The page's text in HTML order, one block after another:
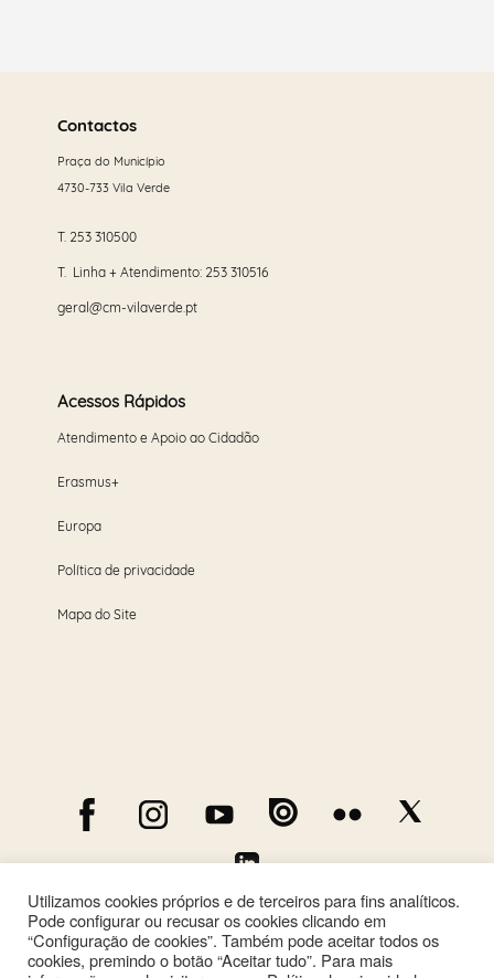
maisContactos
Praça do Município
4730-733 Vila Verde
T. 253 310500
T. Linha + Atendimento: 253 310516
geral@cm-vilaverde.pt
Acessos Rápidos
Atendimento e Apoio ao Cidadão
Erasmus+
Europa
Política de privacidade
Mapa do Site
Utilizamos cookies próprios e de terceiros para fins analíticos.
Pode configurar ou recusar os cookies clicando em
“Configuração de cookies”. Também pode aceitar todos os
cookies, premindo o botão “Aceitar tudo”. Para mais